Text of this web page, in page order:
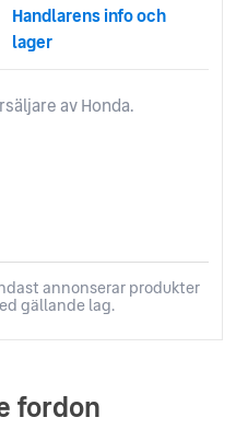
Handlarens info och
lager
av Honda.
annonserar produkter
gällande lag.
fordon